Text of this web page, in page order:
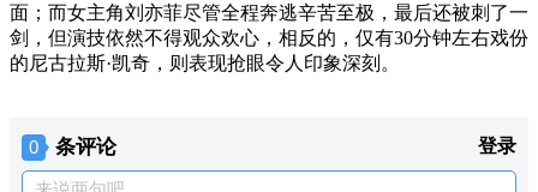
面；而女主角刘亦菲尽管全程奔逃辛苦至极，最后还被刺了一
剑，但演技依然不得观众欢心，相反的，仅有30分钟左右戏份
的尼古拉斯·凯奇，则表现抢眼令人印象深刻。
0 条评论 登录